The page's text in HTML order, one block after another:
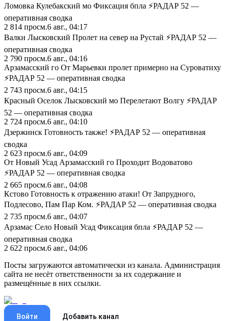
Ломовка Кулебакский мо Фиксация бпла ⚡️РАДАР 52 —
оперативная сводка
2 814 просм.6 авг., 04:17
Валки Лысковский Пролет на север на Рустай ⚡️РАДАР 52 —
оперативная сводка
2 790 просм.6 авг., 04:16
Арзамасский го От Марьевки пролет примерно на Суроватиху
⚡️РАДАР 52 — оперативная сводка
2 743 просм.6 авг., 04:15
Красный Оселок Лысковский мо Перелетают Волгу ⚡️РАДАР
52 — оперативная сводка
2 724 просм.6 авг., 04:10
Дзержинск Готовность также! ⚡️РАДАР 52 — оперативная
сводка
2 623 просм.6 авг., 04:09
От Новый Усад Арзамасский го Проходит Водоватово
⚡️РАДАР 52 — оперативная сводка
2 665 просм.6 авг., 04:08
Кстово Готовность к отражению атаки! От Запрудного,
Подлесово, Пам Пар Ком. ⚡️РАДАР 52 — оперативная сводка
2 735 просм.6 авг., 04:07
Арзамас Село Новый Усад Фиксация бпла ⚡️РАДАР 52 —
оперативная сводка
2 622 просм.6 авг., 04:06
Посты загружаются автоматически из канала. Администрация
сайта не несёт ответственности за их содержание и
размещённые в них ссылки.
Войти Добавить канал